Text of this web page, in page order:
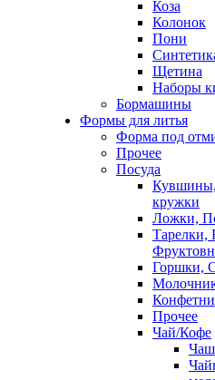
Коза
Колонок
Пони
Щетина
Наборы
Бормашины
Формы для литья
Форма под
Прочее
Посуда
кружки
Ложки,
Горшки,
Прочее
Чай/Кофе